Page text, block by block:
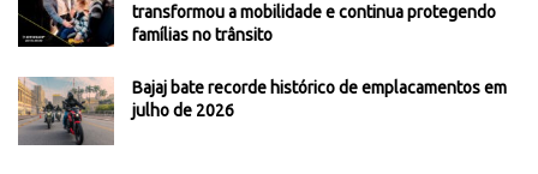
transformou a mobilidade e continua protegendo
famílias no trânsito
Bajaj bate recorde histórico de emplacamentos em
julho de 2026